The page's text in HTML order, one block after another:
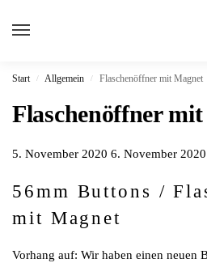
Start / Allgemein / Flaschenöffner mit Magnet
Flaschenöffner
5. November 2020 6. November 2020
56mm Buttons /
mit Magnet
Vorhang auf: Wir haben einen neuen